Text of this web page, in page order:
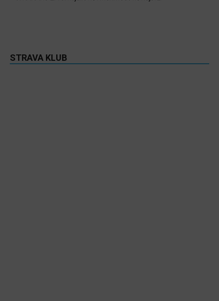
STRAVA KLUB